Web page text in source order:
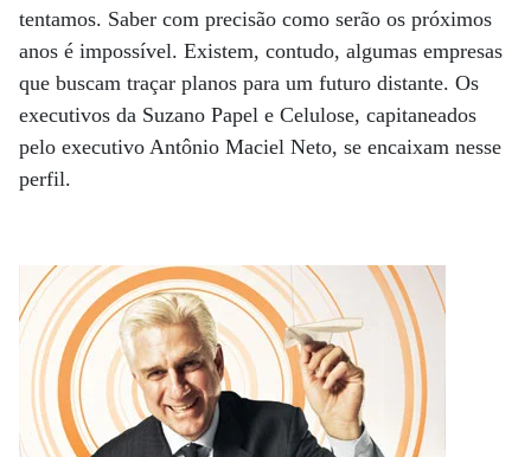
tentamos. Saber com precisão como serão os próximos
anos é impossível. Existem, contudo, algumas empresas
que buscam traçar planos para um futuro distante. Os
executivos da Suzano Papel e Celulose, capitaneados
pelo executivo Antônio Maciel Neto, se encaixam nesse
perfil.